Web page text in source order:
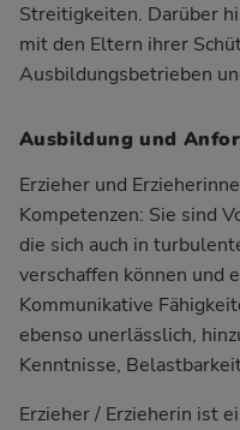
Streitigkeiten. Darüber
mit den Eltern ihrer
Ausbildungsbetrieben
Ausbildung und
Erzieher und
Kompetenzen: Sie sind
die sich auch in
verschaffen können und
Kommunikative
ebenso unerlässlich,
Kenntnisse,
Erzieher / Erzieherin ist